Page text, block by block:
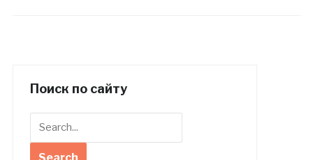
Поиск по сайту